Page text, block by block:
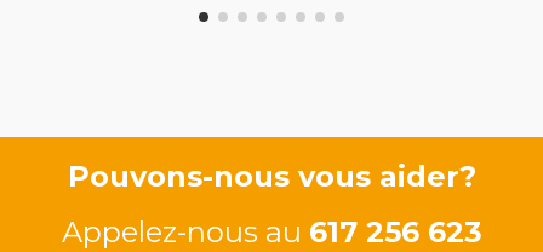
K9K834
Pouvons-nous vous aider?
Appelez-nous au 617 256 623